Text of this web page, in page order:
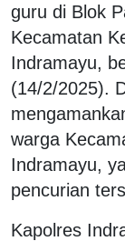
guru di Blok
Kecamatan
Indramayu,
(14/2/2025).
warga
Indramayu,
pencurian
Kapolres